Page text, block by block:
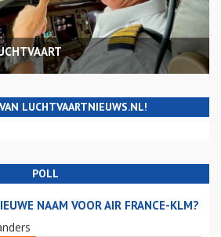
LUCHTVAARTNIEUWS.NL!
POLL
NAAM VOOR AIR FRANCE-KLM?